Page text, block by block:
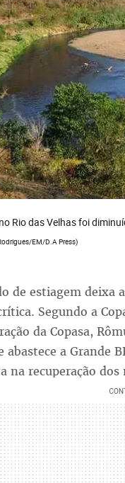
Rio das Velhas foi
EM/D.A Press)
de estiagem deixa
Segundo a
da Copasa,
abastece a Grande
na recuperação